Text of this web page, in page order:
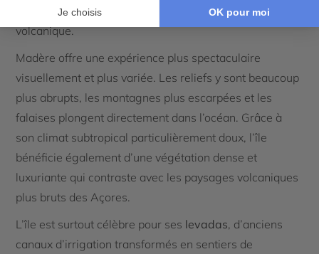
les piscines naturelles creusées dans la roche
volcanique.
Madère offre une expérience plus spectaculaire
visuellement et plus variée. Les reliefs y sont beaucoup
plus abrupts, les montagnes plus escarpées et les
falaises plongent directement dans l’océan. Grâce à
son climat subtropical particulièrement doux, l’île
bénéficie également d’une végétation dense et
luxuriante qui contraste avec les paysages volcaniques
plus bruts des Açores.
L’île est surtout célèbre pour ses levadas, d’anciens
canaux d’irrigation transformés en sentiers de